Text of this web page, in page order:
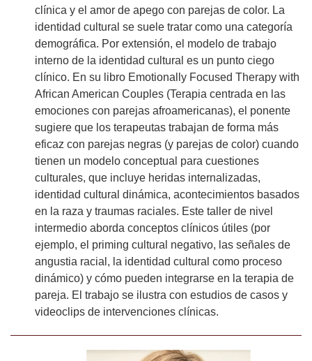
clínica y el amor de apego con parejas de color. La
identidad cultural se suele tratar como una categoría
demográfica. Por extensión, el modelo de trabajo
interno de la identidad cultural es un punto ciego
clínico. En su libro Emotionally Focused Therapy with
African American Couples (Terapia centrada en las
emociones con parejas afroamericanas), el ponente
sugiere que los terapeutas trabajan de forma más
eficaz con parejas negras (y parejas de color) cuando
tienen un modelo conceptual para cuestiones
culturales, que incluye heridas internalizadas,
identidad cultural dinámica, acontecimientos basados
en la raza y traumas raciales. Este taller de nivel
intermedio aborda conceptos clínicos útiles (por
ejemplo, el priming cultural negativo, las señales de
angustia racial, la identidad cultural como proceso
dinámico) y cómo pueden integrarse en la terapia de
pareja. El trabajo se ilustra con estudios de casos y
videoclips de intervenciones clínicas.